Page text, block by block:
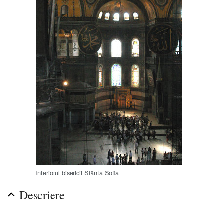
Interiorul bisericii Sfânta Sofia
Descriere